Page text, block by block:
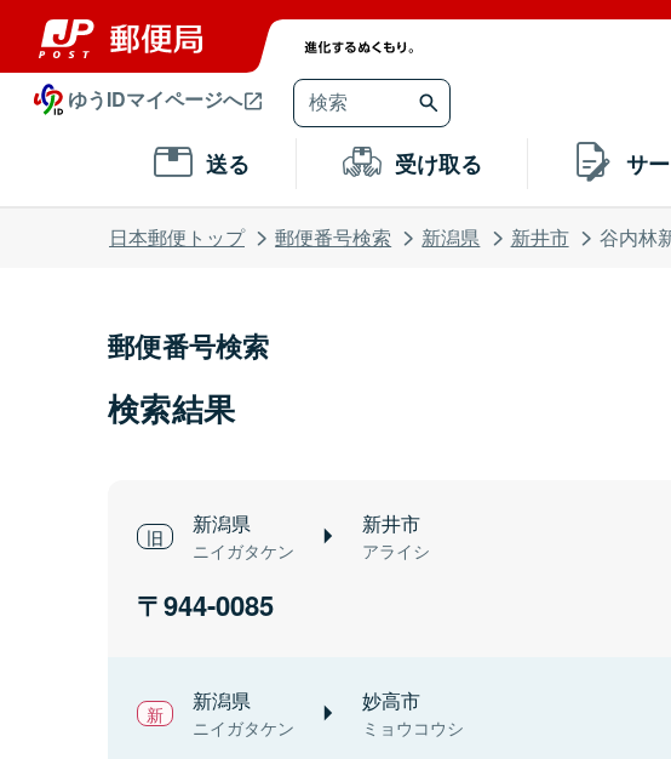
ゆうIDマイページへ
送る 受け取る サ
日本郵便トップ 郵便番号検索 新潟県 新井市 谷内林
郵便番号検索
検索結果
新潟県
ニイガタケン
新井市
アライシ
944-0085
新潟県
ニイガタケン
妙高市
ミョウコウシ